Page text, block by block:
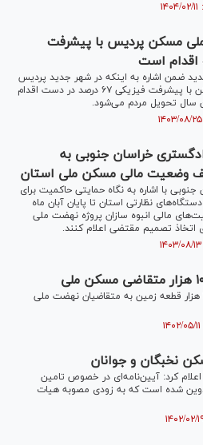
نهضت ملی مسکن پردیس با پیشرفت
ضمن اشاره به اینکه در شهر جدید پردیس
۲ هزار و ۴۳ واحد نهضت ملی مسکن با پیشرفت فیزیکی ۶۷ درصد در دست اقدام
سال تحویل مردم می‌شود.
دادگستری خراسان جنوبی به
وضعیت مالی مسکن ملی استان
با اشاره به نگاه حمایتی حاکمیت برای
نظارتی استان تا پایان آبان ماه
مالی انبوه سازان پروژه نهضت ملی
اتخاذ تصمیم مقتضی اعلام کنند.
وزیر راه و شهرسازی از واگذاری ۱۰۰ هزار قطعه زمین به متقاضیان نهضت ملی
نخبگان و جوانان
کرد: آیین‌نامه‌ای در خصوص تامین
شده است که به زودی مصوبه هیات